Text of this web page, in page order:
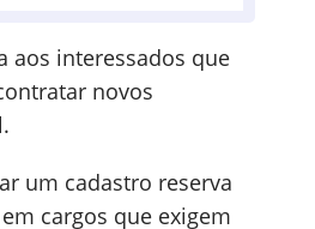
aos interessados que
novos
um cadastro reserva
cargos que exigem